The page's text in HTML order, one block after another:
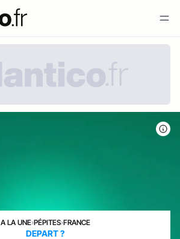
A LA UNE›PÉPITES›FRANCE
DEPART ?